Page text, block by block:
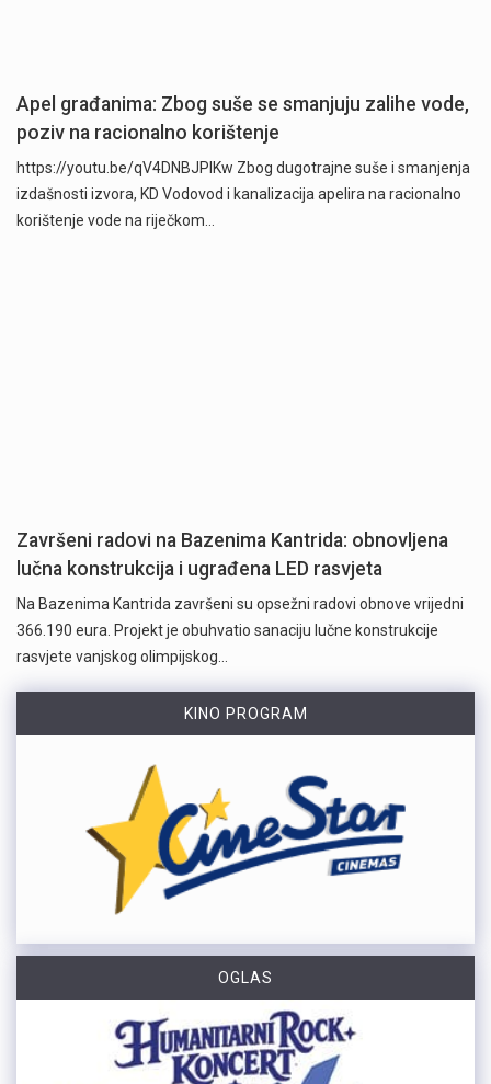
Apel građanima: Zbog suše se smanjuju zalihe vode,
poziv na racionalno korištenje
https://youtu.be/qV4DNBJPlKw Zbog dugotrajne suše i smanjenja
izdašnosti izvora, KD Vodovod i kanalizacija apelira na racionalno
korištenje vode na riječkom…
Završeni radovi na Bazenima Kantrida: obnovljena
lučna konstrukcija i ugrađena LED rasvjeta
Na Bazenima Kantrida završeni su opsežni radovi obnove vrijedni
366.190 eura. Projekt je obuhvatio sanaciju lučne konstrukcije
rasvjete vanjskog olimpijskog…
KINO PROGRAM
OGLAS